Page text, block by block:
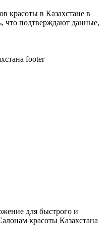
красоты в Казахстане в
что подтверждают данные,
для быстрого и
красоты Казахстана